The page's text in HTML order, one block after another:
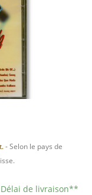
- Selon le pays de
de livraison**